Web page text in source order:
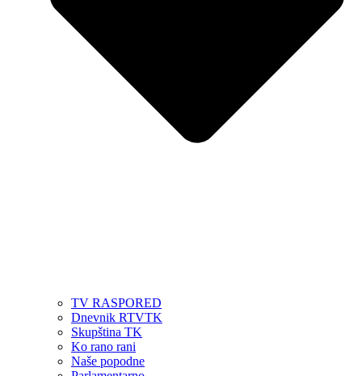
TV RASPORED
Dnevnik RTVTK
Skupština TK
Ko rano rani
Naše popodne